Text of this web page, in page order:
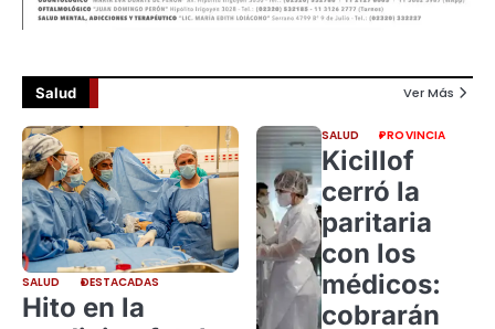
Salud Ver Más
SALUD DESTACADAS
Hito en la
SALUD PROVINCIA
Kicillof
cerró la
paritaria
con los
médicos:
cobrarán